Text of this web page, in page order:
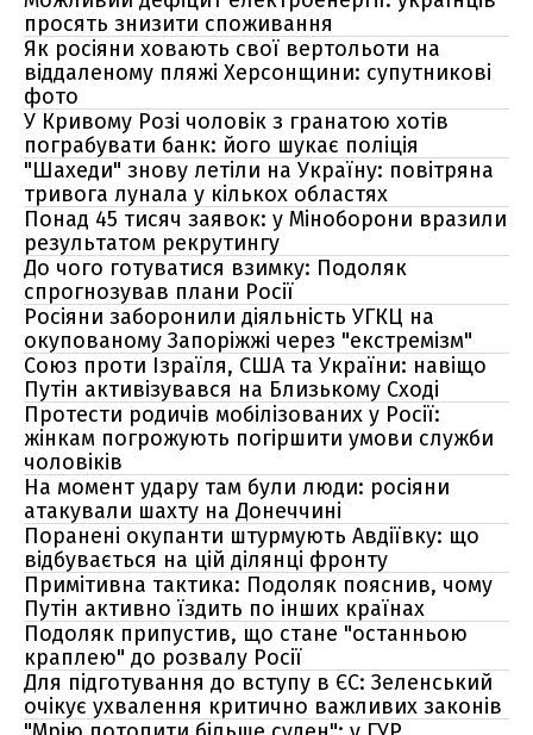
просять знизити споживання
Як росіяни ховають свої вертольоти на
віддаленому пляжі Херсонщини: супутникові
фото
У Кривому Розі чоловік з гранатою хотів
пограбувати банк: його шукає поліція
"Шахеди" знову летіли на Україну: повітряна
тривога лунала у кількох областях
Понад 45 тисяч заявок: у Міноборони вразили
результатом рекрутингу
До чого готуватися взимку: Подоляк
спрогнозував плани Росії
Росіяни заборонили діяльність УГКЦ на
окупованому Запоріжжі через "екстремізм"
Союз проти Ізраїля, США та України: навіщо
Путін активізувався на Близькому Сході
Протести родичів мобілізованих у Росії:
жінкам погрожують погіршити умови служби
чоловіків
На момент удару там були люди: росіяни
атакували шахту на Донеччині
Поранені окупанти штурмують Авдіївку: що
відбувається на цій ділянці фронту
Примітивна тактика: Подоляк пояснив, чому
Путін активно їздить по інших країнах
Подоляк припустив, що стане "останньою
краплею" до розвалу Росії
Для підготування до вступу в ЄС: Зеленський
очікує ухвалення критично важливих законів